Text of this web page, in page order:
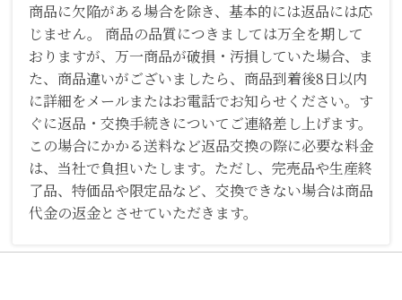
商品に欠陥がある場合を除き、基本的には返品には応
じません。 商品の品質につきましては万全を期して
おりますが、万一商品が破損・汚損していた場合、ま
た、商品違いがございましたら、商品到着後8日以内
に詳細をメールまたはお電話でお知らせください。す
ぐに返品・交換手続きについてご連絡差し上げます。
この場合にかかる送料など返品交換の際に必要な料金
は、当社で負担いたします。ただし、完売品や生産終
了品、特価品や限定品など、交換できない場合は商品
代金の返金とさせていただきます。